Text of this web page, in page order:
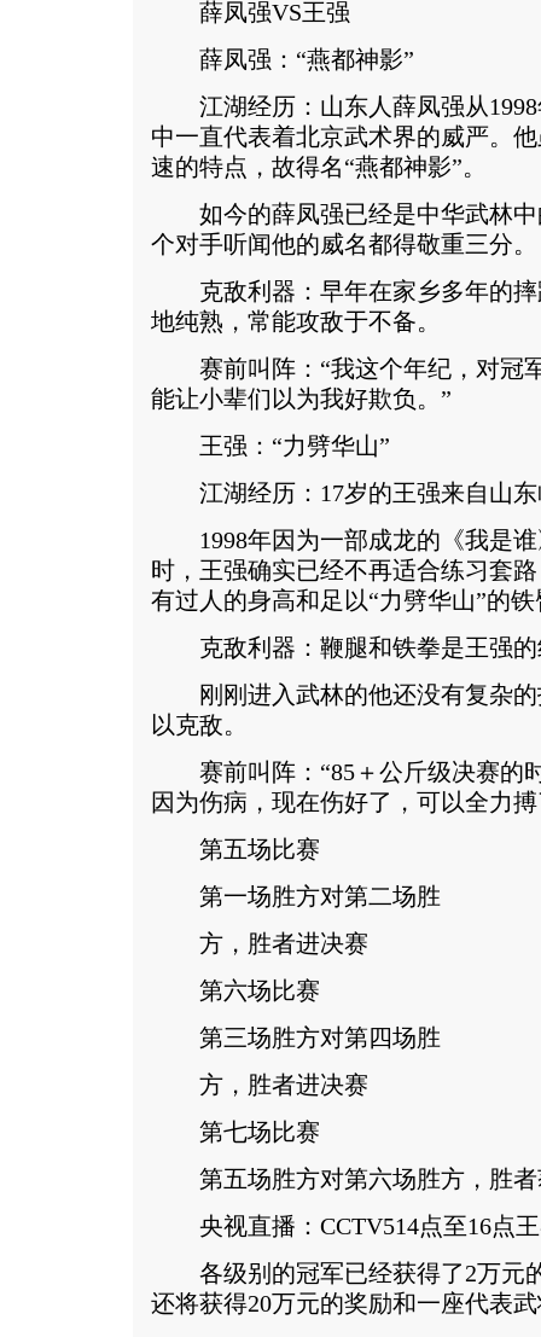
薛凤强VS王强
薛凤强：“燕都神影”
江湖经历：山东人薛凤强从1998
中一直代表着北京武术界的威严。
速的特点，故得名“燕都神影”。
如今的薛凤强已经是中华武林中
个对手听闻他的威名都得敬重三分。
克敌利器：早年在家乡多年的摔
地纯熟，常能攻敌于不备。
赛前叫阵：“我这个年纪，对冠
能让小辈们以为我好欺负。”
王强：“力劈华山”
江湖经历：17岁的王强来自山东
1998年因为一部成龙的《我是谁
时，王强确实已经不再适合练习套
有过人的身高和足以“力劈华山”的铁
克敌利器：鞭腿和铁拳是王强的
刚刚进入武林的他还没有复杂的
以克敌。
赛前叫阵：“85＋公斤级决赛的
因为伤病，现在伤好了，可以全力
第五场比赛
第一场胜方对第二场胜
方，胜者进决赛
第六场比赛
第三场胜方对第四场胜
方，胜者进决赛
第七场比赛
第五场胜方对第六场胜方，胜者
央视直播：CCTV514点至16点王
各级别的冠军已经获得了2万元
还将获得20万元的奖励和一座代表